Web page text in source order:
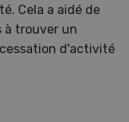
Cela a aidé de
à trouver un
d'activité